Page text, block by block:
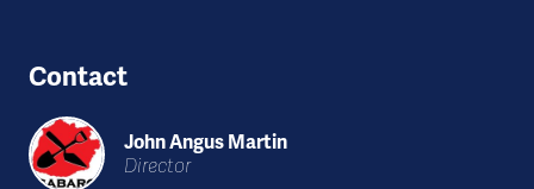
Contact
John Angus Martin
Director